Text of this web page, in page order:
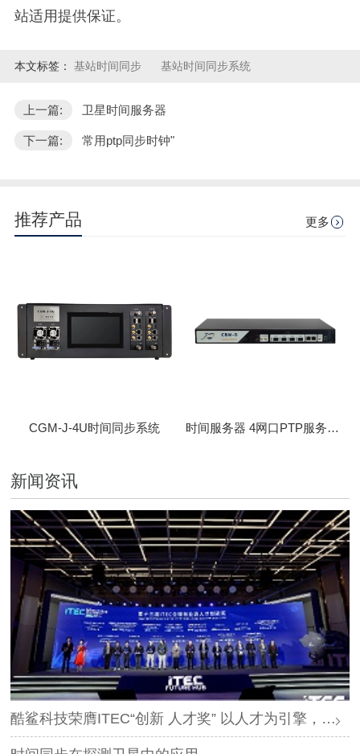
站适用提供保证。
本文标签： 基站时间同步 基站时间同步系统
上一篇: 卫星时间服务器
下一篇: 常用ptp同步时钟"
推荐产品 更多
CGM-J-4U时间同步系统 时间服务器 4网口PTP服务器 CBM-D-40
新闻资讯
酷鲨科技荣膺ITEC“创新 人才奖” 以人才为引擎，时空为基石，驱动智能未来